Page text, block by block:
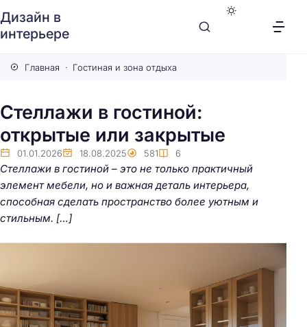
Дизайн в
интерьере
Главная Гостиная и зона отдыха
Стеллажи в гостиной:
открытые или закрытые
01.01.2026 18.08.2025 581 6
Стеллажи в гостиной – это не только практичный
элемент мебели, но и важная деталь интерьера,
способная сделать пространство более уютным и
стильным. […]